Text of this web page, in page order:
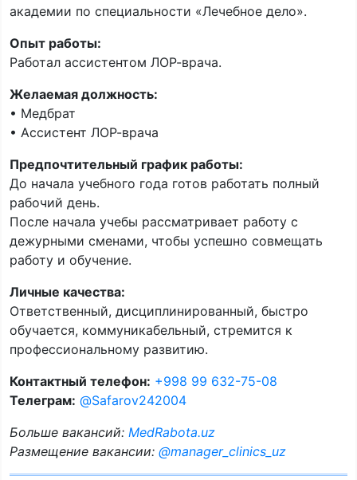
академии по специальности «Лечебное дело».
Опыт работы:
Работал ассистентом ЛОР-врача.
Желаемая должность:
• Медбрат
• Ассистент ЛОР-врача
Предпочтительный график работы:
До начала учебного года готов работать полный
рабочий день.
После начала учебы рассматривает работу с
дежурными сменами, чтобы успешно совмещать
работу и обучение.
Личные качества:
Ответственный, дисциплинированный, быстро
обучается, коммуникабельный, стремится к
профессиональному развитию.
Контактный телефон: +998 99 632-75-08
Телеграм: @Safarov242004
Больше вакансий: MedRabota.uz
Размещение вакансии: @manager_clinics_uz